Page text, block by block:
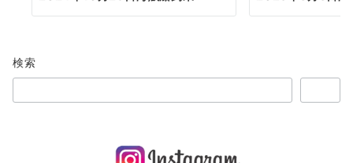
検索